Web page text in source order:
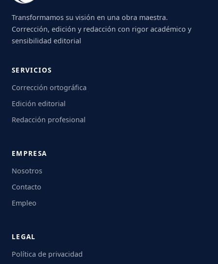
Transformamos su visión en una obra maestra.
Corrección, edición y redacción con rigor académico y
sensibilidad editorial
SERVICIOS
Corrección ortográfica
Edición editorial
Redacción profesional
EMPRESA
Nosotros
Contacto
Empleo
LEGAL
Política de privacidad